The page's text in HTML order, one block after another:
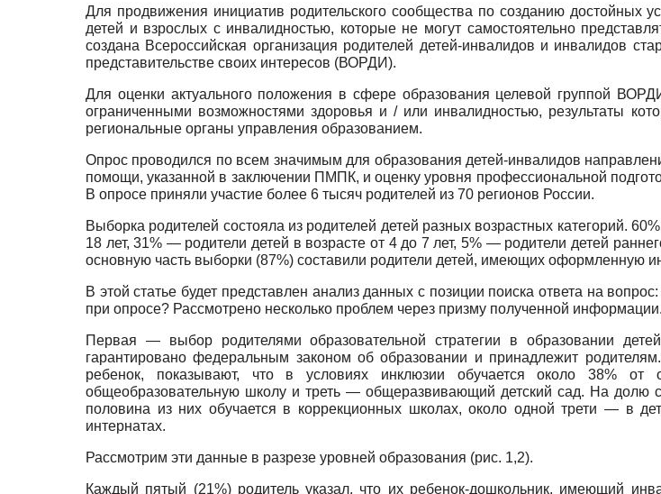
Для продвижения инициатив родительского сообщества по созданию достойных
детей и взрослых с инвалидностью, которые не могут самостоятельно
создана Всероссийская организация родителей детей-инвалидов и инвалидов
представительстве своих интересов (ВОРДИ).
Для оценки актуального положения в сфере образования целевой группой
ограниченными возможностями здоровья и / или инвалидностью, результаты
региональные органы управления образованием.
Опрос проводился по всем значимым для образования детей-инвалидов
помощи, указанной в заключении ПМПК, и оценку уровня профессиональной
В опросе приняли участие более 6 тысяч родителей из 70 регионов России.
Выборка родителей состояла из родителей детей разных возрастных категорий.
18 лет, 31% — родители детей в возрасте от 4 до 7 лет, 5% — родители детей
основную часть выборки (87%) составили родители детей, имеющих оформленную
В этой статье будет представлен анализ данных с позиции поиска ответа на
при опросе? Рассмотрено несколько проблем через призму полученной информации.
Первая — выбор родителями образовательной стратегии в образовании
гарантировано федеральным законом об образовании и принадлежит
ребенок, показывают, что в условиях инклюзии обучается около 38%
общеобразовательную школу и треть — общеразвивающий детский сад. На долю
половина из них обучается в коррекционных школах, около одной трети — в
интернатах.
Рассмотрим эти данные в разрезе уровней образования (рис. 1,2).
Каждый пятый (21%) родитель указал, что их ребенок-дошкольник, имеющий